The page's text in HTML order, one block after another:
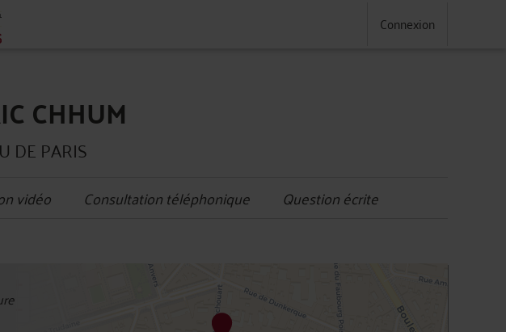
Connexion
CHHUM
DE PARIS
vidéo Consultation téléphonique Question écrite
−